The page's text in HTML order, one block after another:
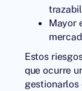
Mayor
Estos
que ocurre
gestionarlos